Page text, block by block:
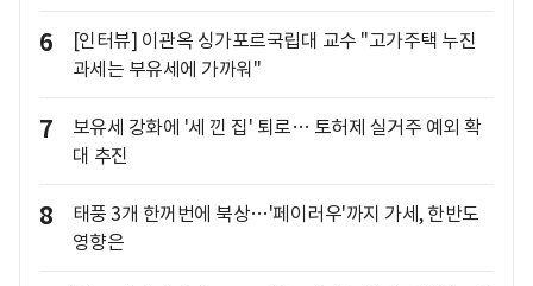
6
[인터뷰] 이관옥 싱가포르국립대 교수 "고가주택 누진
과세는 부유세에 가까워"
7
보유세 강화에 '세 낀 집' 퇴로… 토허제 실거주 예외 확
대 추진
8
태풍 3개 한꺼번에 북상…'페이러우'까지 가세, 한반도
영향은